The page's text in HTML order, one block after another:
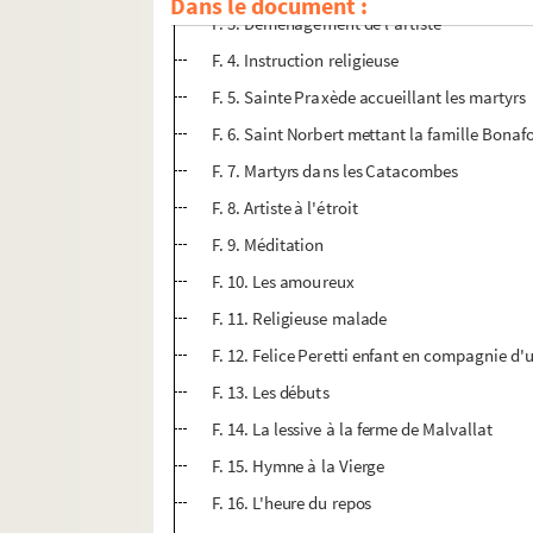
F. 3. Déménagement de l'artiste
F. 4. Instruction religieuse
F. 5. Sainte Praxède accueillant les martyrs
F. 6. Saint Norbert mettant la famille
F. 7. Martyrs dans les Catacombes
F. 8. Artiste à l'étroit
F. 9. Méditation
F. 10. Les amoureux
F. 11. Religieuse malade
F. 12. Felice Peretti enfant en compagnie
F. 13. Les débuts
F. 14. La lessive à la ferme de Malvallat
F. 15. Hymne à la Vierge
F. 16. L'heure du repos